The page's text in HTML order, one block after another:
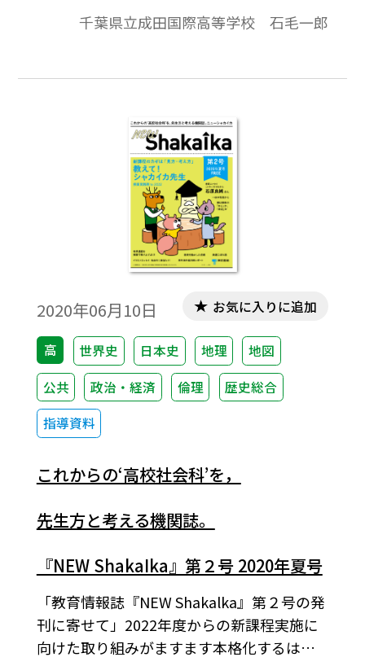
千葉県立成田国際高等学校 石毛一郎
2020年06月10日
高 世界史 日本史 地理
地図
公共
政治・経済 倫理
歴史総合
指導資料
お気に入りに追加
これからの‘高校社会科’を，
先生方と考える機関誌。
『NEW ShakaIka』第２号 2020年夏号
「教育情報誌『NEW Shakalka』第２号の発
刊に寄せて」2022年度からの新課程実施に
向けた取り組みがますます本格化するはず